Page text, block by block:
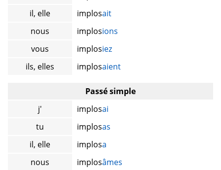
il, elle
implosait
nous
implosions
vous
implosiez
ils, elles
implosaient
Passé simple
j'
implosai
tu
implosas
il, elle
implosa
nous
implosâmes